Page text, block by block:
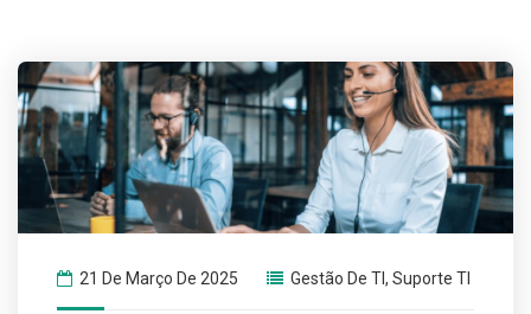
21 De Março De 2025 Gestão De TI, Suporte TI